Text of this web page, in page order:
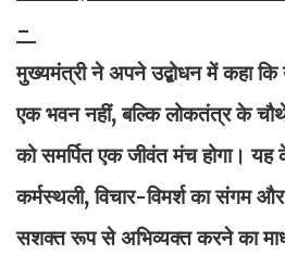
-
मुख्यमंत्री ने अपने उद्बोधन में कहा
एक भवन नहीं, बल्कि लोकतंत्र के
को समर्पित एक जीवंत मंच होगा। यह
कर्मस्थली, विचार-विमर्श का संगम
सशक्त रूप से अभिव्यक्त करने का